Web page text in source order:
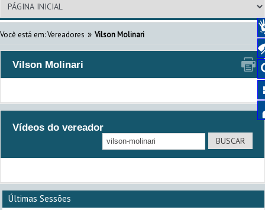
Você está em: Vereadores » Vilson Molinari
Vilson Molinari
Vídeos do vereador
Últimas Sessões